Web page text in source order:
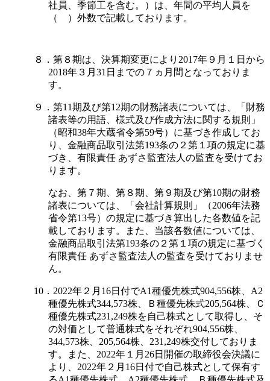
社員、季節工を含む。）は、年間の平均人員を
（ ）外数で記載しております。
８．第８期は、決算期変更により2017年９月１日から
2018年３月31日までの７ヵ月間となっておりま
す。
９．第11期及び第12期の財務諸表については、「財務
諸表等の用語、様式及び作成方法に関する規則」
（昭和38年大蔵省令第59号）に基づき作成してお
り、金融商品取引法第193条の２第１項の規定に基
づき、有限責任 あずさ監査法人の監査を受けてお
ります。
なお、第７期、第８期、第９期及び第10期の財務
諸表については、「会社計算規則」（2006年法務
省令第13号）の規定に基づき算出した各数値を記
載しております。また、当該各数値については、
金融商品取引法第193条の２第１項の規定に基づく
有限責任 あずさ監査法人の監査を受けておりませ
ん。
10．2022年２月16日付でA1種優先株式904,556株、A2
種優先株式344,573株、Ｂ種優先株式205,564株、Ｃ
種優先株式231,249株を自己株式として取得し、そ
の対価として普通株式をそれぞれ904,556株、
344,573株、205,564株、231,249株交付しておりま
す。また、2022年１月26日開催の取締役会決議に
より、2022年２月16日付で自己株式として保有す